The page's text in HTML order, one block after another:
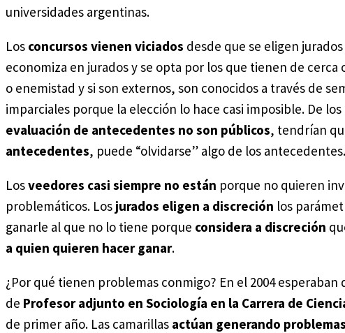
universidades argentinas.
Los concursos vienen viciados desde que se eligen
economiza en jurados y se opta por los que tienen de cerca
o enemistad y si son externos, son conocidos a través de
imparciales porque la elección lo hace casi imposible. De
evaluación de antecedentes no son públicos, tendrían
antecedentes, puede “olvidarse” algo de los antecedentes.
Losveedores casi siempre no están porque no quieren
problemáticos. Los jurados eligen a discreción los
ganarle al que no lo tiene porque considera a discreción
a quien quieren hacer ganar.
¿Por qué tienen problemas conmigo? En el 2004
de Profesor adjunto en Sociología en la Carrera de
de primer año. Las camarillas actúan generando